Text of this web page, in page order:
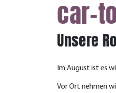
car-
Unsere
Im August ist es
Vor Ort nehmen